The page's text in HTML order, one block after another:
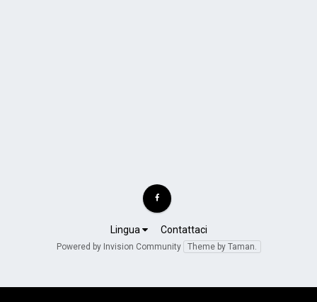
Lingua Contattaci
Powered by Invision Community Theme by Taman.